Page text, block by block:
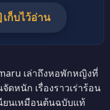
เก็บไว้อ่าน
เล่าถึงหอพักหญิงที่
ดหนัก เรื่องราวเร่าร้อน
นเหมือนต้นฉบับแท้